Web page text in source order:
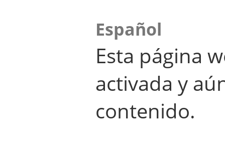
Español
Esta página
activada y
contenido.